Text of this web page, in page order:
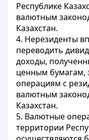
Республике
валютным
Казахстан.
4. Нерезиденты
переводить
доходы,
ценным
операциям с
валютным
Казахстан.
5. Валютные
территории